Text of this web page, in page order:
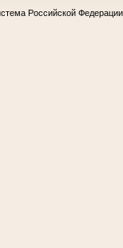
Российской